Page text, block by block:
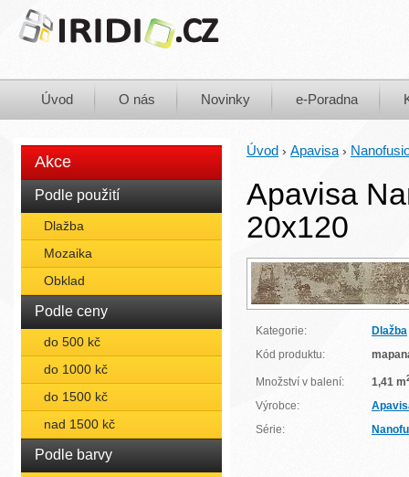
Úvod O nás Novinky e-Poradna
Akce
Podle použití
Dlažba
Mozaika
Obklad
Podle ceny
do 500 kč
do 1000 kč
do 1500 kč
nad 1500 kč
Podle barvy
Úvod › Apavisa ›
Apavisa
20x120
Kategorie:
Dlažba
Kód produktu:
Množství v balení: 1,41 m
Výrobce:
Série: